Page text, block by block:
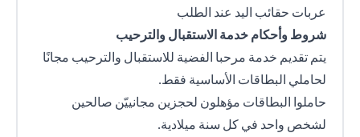
عربات حقائب اليد عند الطلب
شروط وأحكام خدمة الاستقبال والترحيب
يتم تقديم خدمة مرحبا الفضية للاستقبال والترحيب مجانًا
لحاملي البطاقات الأساسية فقط.
حاملوا البطاقات مؤهلون لحجزين مجانييّن صالحين
لشخص واحد في كل سنة ميلادية.